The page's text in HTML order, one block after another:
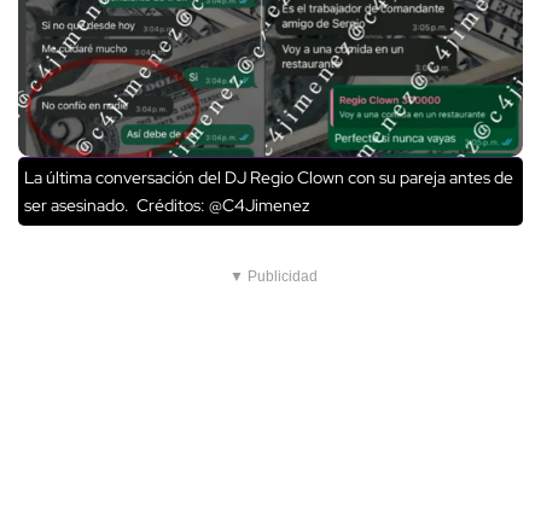
La última conversación del DJ Regio Clown con su pareja antes de
ser asesinado. Créditos: @C4Jimenez
▼ Publicidad